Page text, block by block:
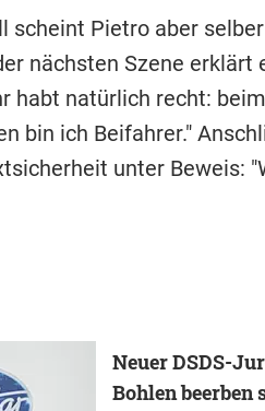
scheint Pietro aber
nächsten Szene erklärt
habt natürlich recht:
bin ich Beifahrer."
unter Beweis:
Neuer DSDS-
Bohlen beerben